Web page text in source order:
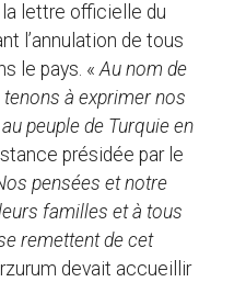
lettre officielle du
l’annulation de tous
le pays. «Au nom de
tenons à exprimer nos
peuple de Turquie en
présidée par le
pensées et notre
familles et à tous
remettent de cet
devait accueillir